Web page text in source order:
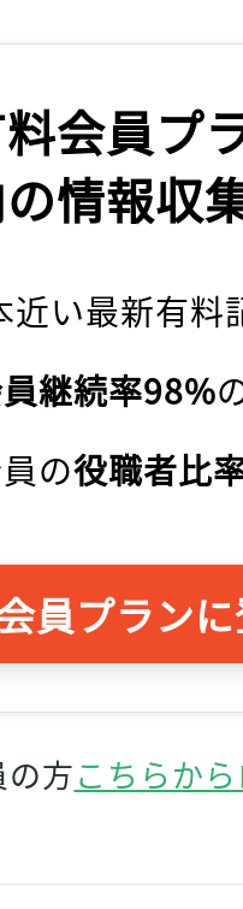
会員プ
情報収
近い最新有料
継続率98%
の役職者比
員プラン
方こちらか